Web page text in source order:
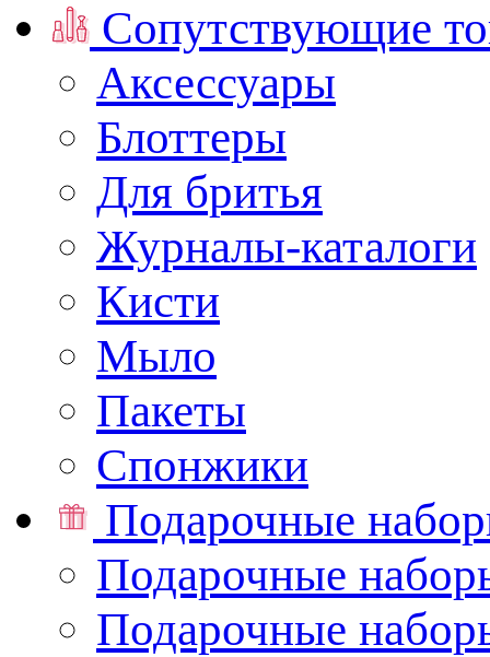
Сопутствующие
Аксессуары
Блоттеры
Для бритья
Журналы-каталоги
Кисти
Мыло
Пакеты
Спонжики
Подарочные
Подарочные
Подарочные